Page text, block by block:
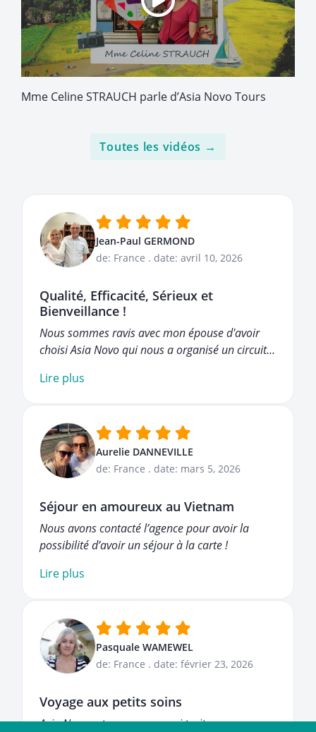
Mme Celine STRAUCH parle d’Asia Novo Tours
Toutes les vidéos →
Jean-Paul GERMOND
de: France . date: avril 10, 2026
Qualité, Efficacité, Sérieux et
Bienveillance !
Nous sommes ravis avec mon épouse d'avoir
choisi Asia Novo qui nous a organisé un circuit…
Lire plus
Aurelie DANNEVILLE
de: France . date: mars 5, 2026
Séjour en amoureux au Vietnam
Nous avons contacté l’agence pour avoir la
possibilité d’avoir un séjour à la carte !
Lire plus
Pasquale WAMEWEL
de: France . date: février 23, 2026
Voyage aux petits soins
Asia Novo est une agence qui traite ses